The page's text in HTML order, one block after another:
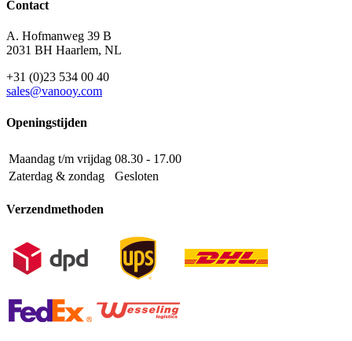
Contact
A. Hofmanweg 39 B
2031 BH Haarlem, NL
+31 (0)23 534 00 40
sales@vanooy.com
Openingstijden
Maandag t/m vrijdag 08.30 - 17.00
Zaterdag & zondag
Gesloten
Verzendmethoden